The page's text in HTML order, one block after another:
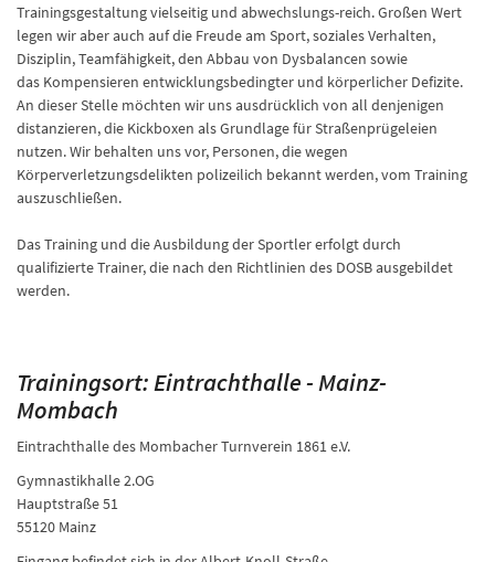
Trainingsgestaltung vielseitig und abwechslungs-reich. Großen Wert
legen wir aber auch auf die Freude am Sport, soziales Verhalten,
Disziplin, Teamfähigkeit, den Abbau von Dysbalancen sowie
das Kompensieren entwicklungsbedingter und körperlicher Defizite.
An dieser Stelle möchten wir uns ausdrücklich von all denjenigen
distanzieren, die Kickboxen als Grundlage für Straßenprügeleien
nutzen. Wir behalten uns vor, Personen, die wegen
Körperverletzungsdelikten polizeilich bekannt werden, vom Training
auszuschließen.
Das Training und die Ausbildung der Sportler erfolgt durch
qualifizierte Trainer, die nach den Richtlinien des DOSB ausgebildet
werden.
Trainingsort: Eintrachthalle - Mainz-
Mombach
Eintrachthalle des Mombacher Turnverein 1861 e.V.
Gymnastikhalle 2.OG
Hauptstraße 51
55120 Mainz